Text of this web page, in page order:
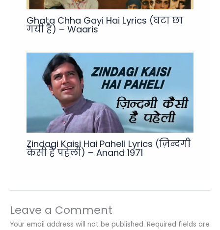
Ghata Chha Gayi Hai Lyrics (घटा छा
गयी है) – Waaris
Zindagi Kaisi Hai Paheli Lyrics (ज़िन्दगी
कैसी है पहेली) – Anand 1971
Leave a Comment
Your email address will not be published. Required fields are